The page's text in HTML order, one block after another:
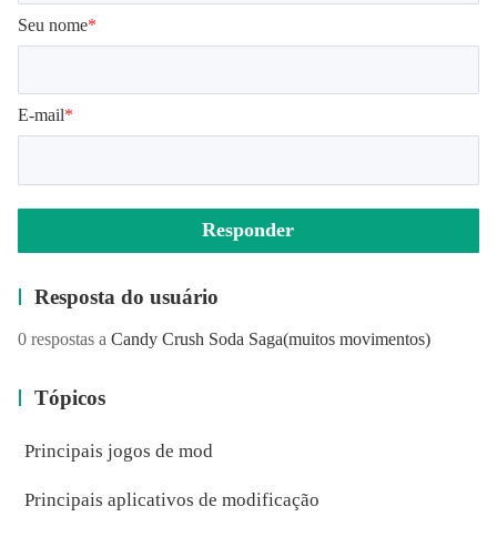
Seu nome*
E-mail*
Responder
Resposta do usuário
0 respostas a Candy Crush Soda Saga(muitos movimentos)
Tópicos
Principais jogos de mod
Principais aplicativos de modificação